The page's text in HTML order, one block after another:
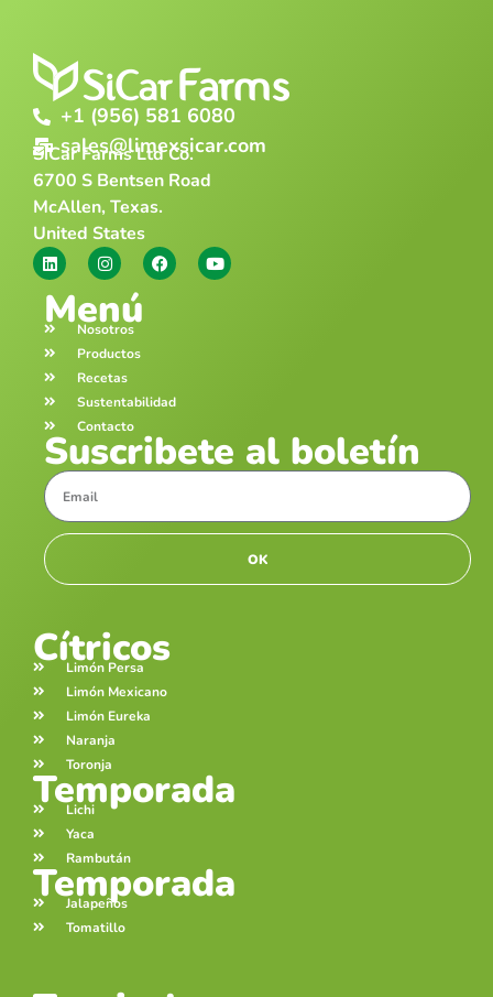
+1 (956) 581 6080
sales@limexsicar.com
SiCar Farms Ltd Co.
6700 S Bentsen Road
McAllen, Texas.
United States
Menú
Nosotros
Productos
Recetas
Sustentabilidad
Contacto
Suscribete al boletín
OK
Cítricos
Limón Persa
Limón Mexicano
Limón Eureka
Naranja
Toronja
Temporada
Lichi
Yaca
Rambután
Temporada
Jalapeños
Tomatillo